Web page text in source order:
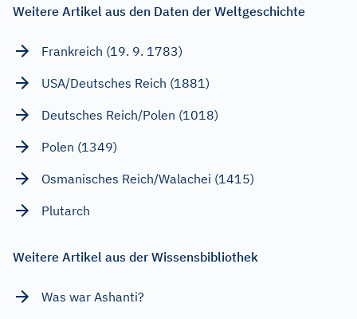
Weitere Artikel aus den Daten der Weltgeschichte
Frankreich (19. 9. 1783)
USA/Deutsches Reich (1881)
Deutsches Reich/Polen (1018)
Polen (1349)
Osmanisches Reich/Walachei (1415)
Plutarch
Weitere Artikel aus der Wissensbibliothek
Was war Ashanti?